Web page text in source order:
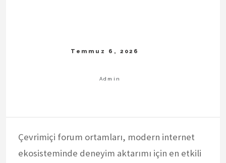
Çevrimiçi forum ortamları, modern internet
ekosisteminde deneyim aktarımı için en etkili